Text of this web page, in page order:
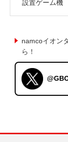
設置ゲーム機
namcoイオン
ら！